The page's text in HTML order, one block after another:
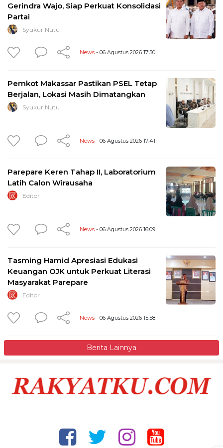
Gerindra Wajo, Siap Perkuat Konsolidasi
Partai
Syukur Nutu
News - 06 Agustus 2026 17:50
Pemkot Makassar Pastikan PSEL Tetap
Berjalan, Lokasi Masih Dimatangkan
Syukur Nutu
News - 06 Agustus 2026 17:41
Parepare Keren Tahap II, Laboratorium
Latih Calon Wirausaha
Editor
News - 06 Agustus 2026 16:09
Tasming Hamid Apresiasi Edukasi
Keuangan OJK untuk Perkuat Literasi
Masyarakat Parepare
Editor
News - 06 Agustus 2026 15:58
Berita Lainnya